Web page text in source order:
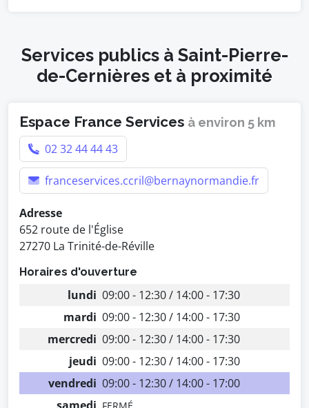
Services publics à Saint-Pierre-
de-Cernières et à proximité
Espace France Services à environ 5 km
02 32 44 44 43
franceservices.ccril@bernaynormandie.fr
Adresse
652 route de l'Église
27270 La Trinité-de-Réville
Horaires d'ouverture
lundi 09:00 - 12:30 / 14:00 - 17:30
mardi 09:00 - 12:30 / 14:00 - 17:30
mercredi 09:00 - 12:30 / 14:00 - 17:30
jeudi 09:00 - 12:30 / 14:00 - 17:30
vendredi 09:00 - 12:30 / 14:00 - 17:00